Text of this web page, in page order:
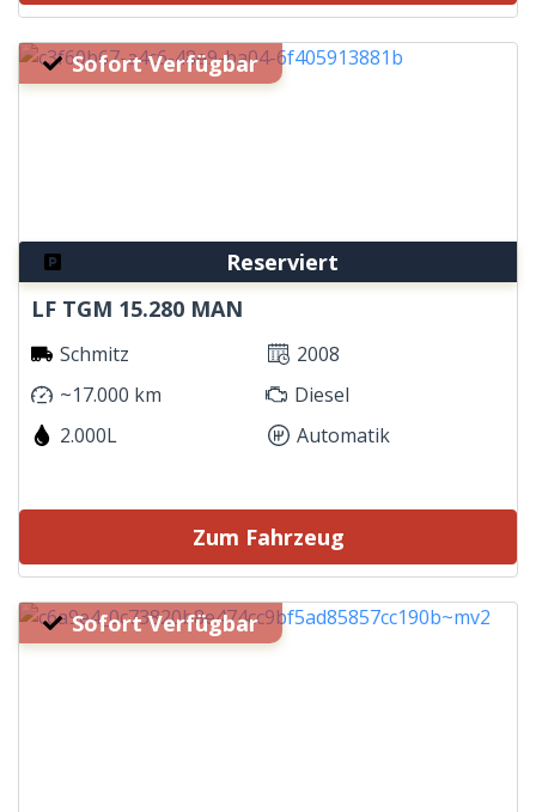
Reserviert
LF TGM 15.280 MAN
Schmitz
2008
~17.000 km
Diesel
2.000L
Automatik
Sofort Verfügbar
Zum Fahrzeug
Sofort Verfügbar